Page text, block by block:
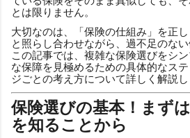
とは限りません。
大切なのは、「保険の仕組み」を正
と照らし合わせながら、過不足のない
この記事では、複雑な保険選びをシ
な保障を見極めるための具体的なス
ジごとの考え方について詳しく解説し
保険選びの基本！まずは
を知ることから